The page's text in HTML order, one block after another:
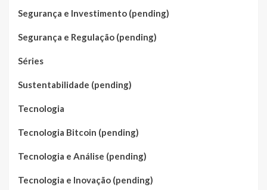
Segurança e Investimento (pending)
Segurança e Regulação (pending)
Séries
Sustentabilidade (pending)
Tecnologia
Tecnologia Bitcoin (pending)
Tecnologia e Análise (pending)
Tecnologia e Inovação (pending)